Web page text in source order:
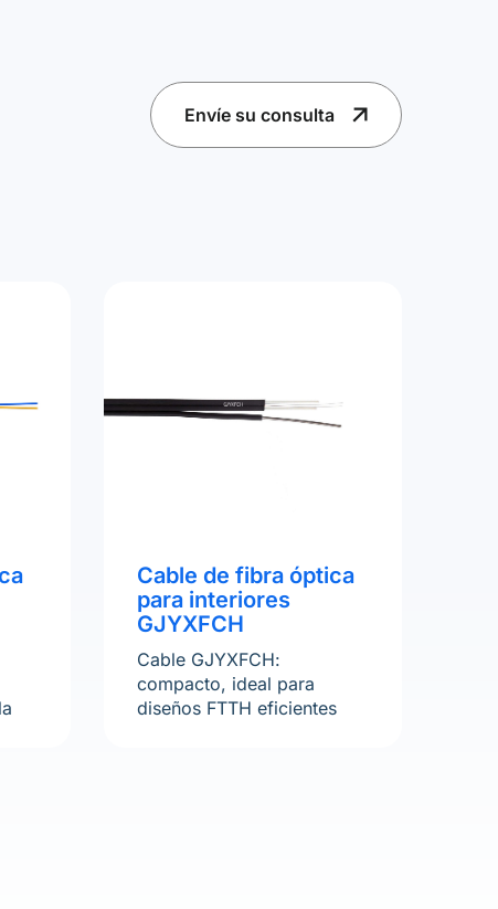
Envíe su consulta
Cable de fibra óptica
para interiores
GJYXFCH
Cable GJYXFCH:
compacto, ideal para
diseños FTTH eficientes